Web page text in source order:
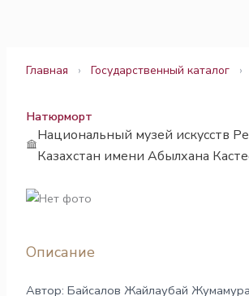
Главная › Государственный каталог ›
Натюрморт
Национальный музей искусств
Казахстан имени Абылхана
Описание
Автор: Байсалов Жайлаубай